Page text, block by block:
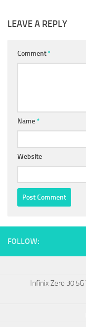
LEAVE A REPLY
Comment*
Name*
Website
FOLLOW:
Infinix Zero 30